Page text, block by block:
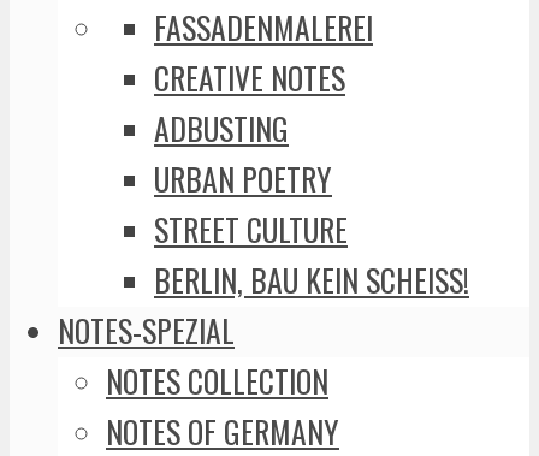
FASSADENMALEREI
CREATIVE NOTES
ADBUSTING
URBAN POETRY
STREET CULTURE
BERLIN, BAU KEIN SCHEISS!
NOTES-SPEZIAL
NOTES COLLECTION
NOTES OF GERMANY